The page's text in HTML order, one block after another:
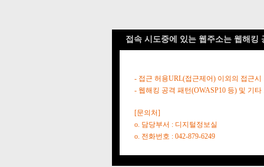
접속 시도중에 있는 웹주소는 웹해킹
- 접근 허용URL(접근제어) 이외의 접근시
- 웹해킹 공격 패턴(OWASP10 등) 및 기
[문의처]
o. 담당부서 : 디지털정보실
o. 전화번호 : 042-879-6249